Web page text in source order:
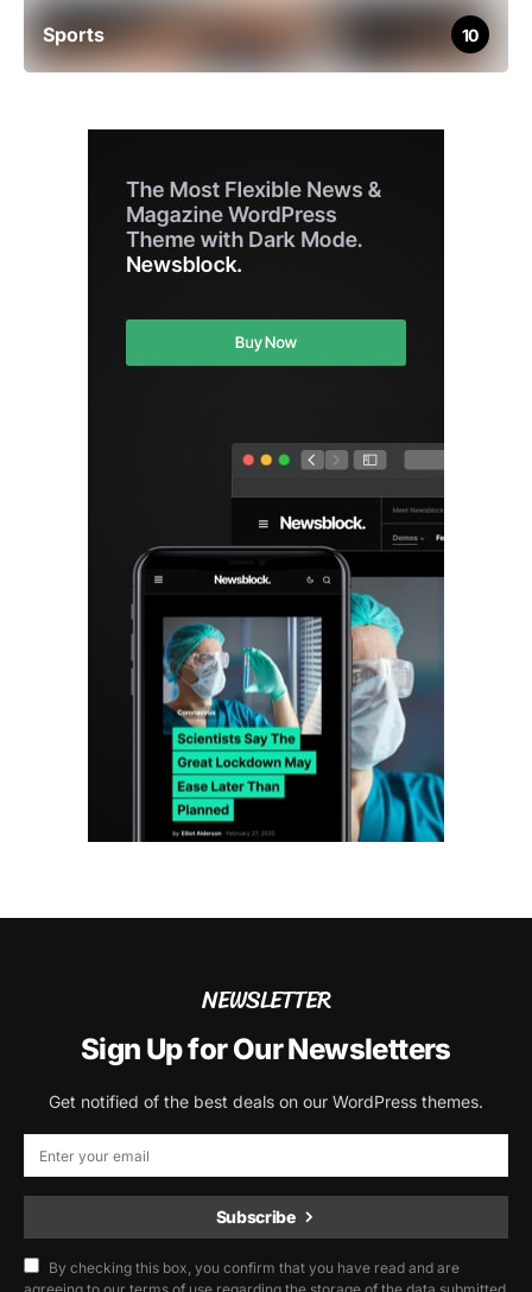
Sports 10
NEWSLETTER
Sign Up for Our Newsletters
Get notified of the best deals on our WordPress themes.
Subscribe
By checking this box, you confirm that you have read and are